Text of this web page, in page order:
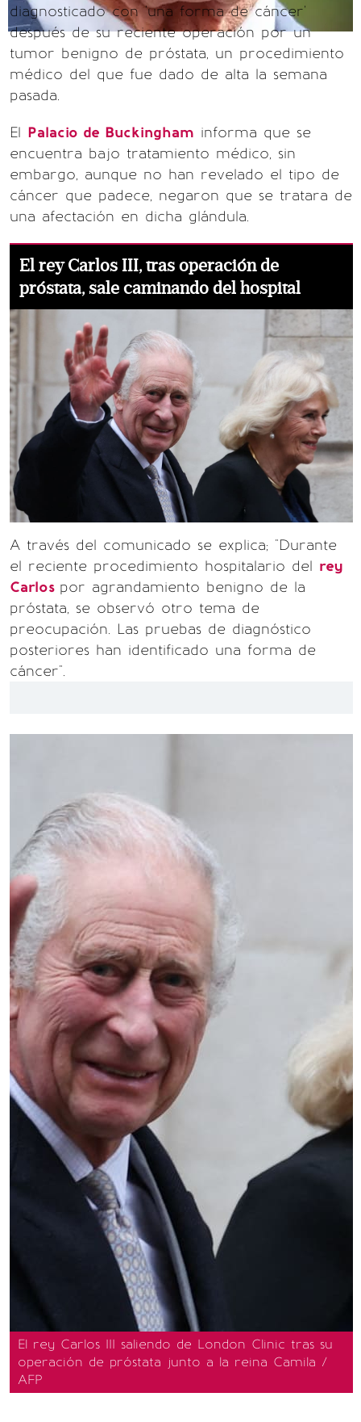
diagnosticado con 'una forma de cáncer'
después de su reciente operación por un
tumor benigno de próstata, un procedimiento
médico del que fue dado de alta la semana
pasada.
El Palacio de Buckingham informa que se
encuentra bajo tratamiento médico, sin
embargo, aunque no han revelado el tipo de
cáncer que padece, negaron que se tratara de
una afectación en dicha glándula.
El rey Carlos III, tras operación de
próstata, sale caminando del hospital
A través del comunicado se explica; "Durante
el reciente procedimiento hospitalario del rey
Carlos por agrandamiento benigno de la
próstata, se observó otro tema de
preocupación. Las pruebas de diagnóstico
posteriores han identificado una forma de
cáncer".
El rey Carlos III saliendo de London Clinic tras su
operación de próstata junto a la reina Camila /
AFP